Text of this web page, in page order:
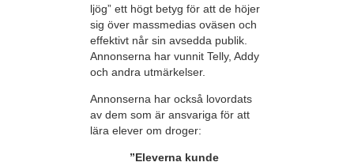
ljög” ett högt betyg för att de höjer
sig över massmedias oväsen och
effektivt når sin avsedda publik.
Annonserna har vunnit Telly, Addy
och andra utmärkelser.
Annonserna har också lovordats
av dem som är ansvariga för att
lära elever om droger:
”Eleverna kunde